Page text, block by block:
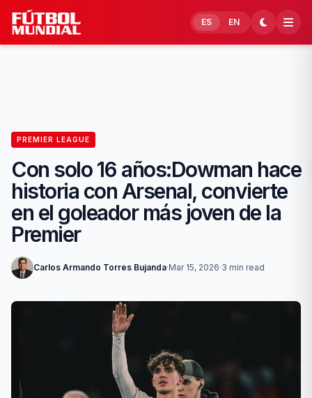
Skip to content
ES EN
PREMIER LEAGUE
Con solo 16 años:Dowman hace
historia con Arsenal, convierte
en el goleador más joven de la
Premier
Carlos Armando Torres Bujanda·Mar 15, 2026·3 min read